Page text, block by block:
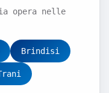
opera nelle
Brindisi